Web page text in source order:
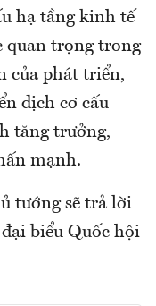
hạ tầng kinh tế
quan trọng trong
của phát triển,
dịch cơ cấu
tăng trưởng,
mạnh.
tướng sẽ trả lời
biểu Quốc hội